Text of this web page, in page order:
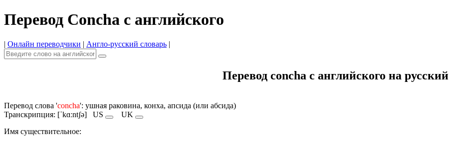
Перевод Concha с английского
| Онлайн переводчики | Англо-русский словарь |
Перевод concha с английского на русский
Перевод слова 'concha': ушная раковина, конха, апсида (или абсида)
Транскрипция: [ˈkɑːntʃə] US
UK
Имя cуществительное: